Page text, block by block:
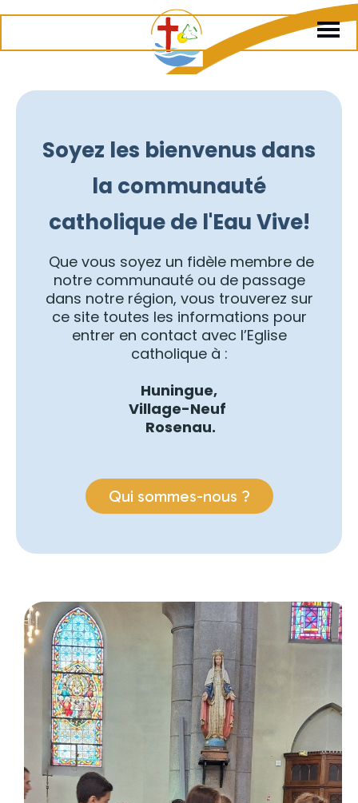
Soyez les bienvenus dans
la communauté
catholique de l'Eau Vive!
Que vous soyez un fidèle membre de
notre communauté ou de passage
dans notre région, vous trouverez sur
ce site toutes les informations pour
entrer en contact avec l’Eglise
catholique à :
Huningue,
Village-Neuf
Rosenau.
Qui sommes-nous ?